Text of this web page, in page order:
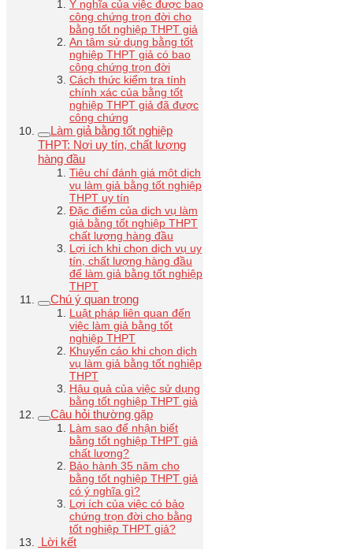
Ý nghĩa của việc được bao
công chứng trọn đời cho
bằng tốt nghiệp THPT giả
An tâm sử dụng bằng tốt
nghiệp THPT giả có bao
công chứng trọn đời
Cách thức kiểm tra tính
chính xác của bằng tốt
nghiệp THPT giả đã được
công chứng
Làm giả bằng tốt nghiệp
THPT: Nơi uy tín, chất lượng
hàng đầu
Tiêu chí đánh giá một dịch
vụ làm giả bằng tốt nghiệp
THPT uy tín
Đặc điểm của dịch vụ làm
giả bằng tốt nghiệp THPT
chất lượng hàng đầu
Lợi ích khi chọn dịch vụ uy
tín, chất lượng hàng đầu
để làm giả bằng tốt nghiệp
THPT
Chú ý quan trọng
Luật pháp liên quan đến
việc làm giả bằng tốt
nghiệp THPT
Khuyến cáo khi chọn dịch
vụ làm giả bằng tốt nghiệp
THPT
Hậu quả của việc sử dụng
bằng tốt nghiệp THPT giả
Câu hỏi thường gặp
Làm sao để nhận biết
bằng tốt nghiệp THPT giả
chất lượng?
Bảo hành 35 năm cho
bằng tốt nghiệp THPT giả
có ý nghĩa gì?
Lợi ích của việc có bảo
chứng trọn đời cho bằng
tốt nghiệp THPT giả?
Lời kết